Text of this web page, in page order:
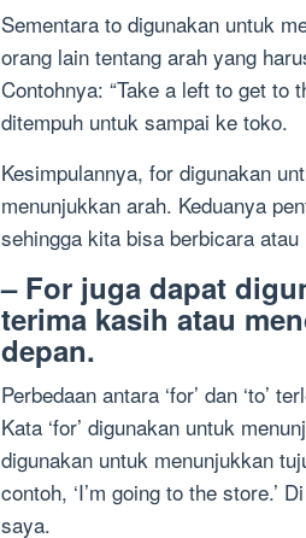
Sementara to digunakan untuk
orang lain tentang arah yang
Contohnya: “Take a left to get to
ditempuh untuk sampai ke toko.
Kesimpulannya, for digunakan
menunjukkan arah. Keduanya
sehingga kita bisa berbicara
– For juga dapat
terima kasih atau
depan.
Perbedaan antara ‘for’ dan ‘to’
Kata ‘for’ digunakan untuk
digunakan untuk menunjukkan
contoh, ‘I’m going to the store.’
saya.